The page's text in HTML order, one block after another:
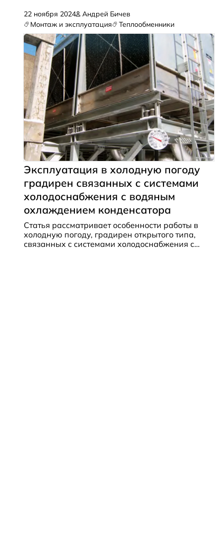
22 ноября 2024
Андрей Бичев
Монтаж и эксплуатация
Теплообменники
Эксплуатация в холодную погоду
градирен связанных с системами
холодоснабжения с водяным
охлаждением конденсатора
Статья рассматривает особенности работы в
холодную погоду, градирен открытого типа,
связанных с системами холодоснабжения с